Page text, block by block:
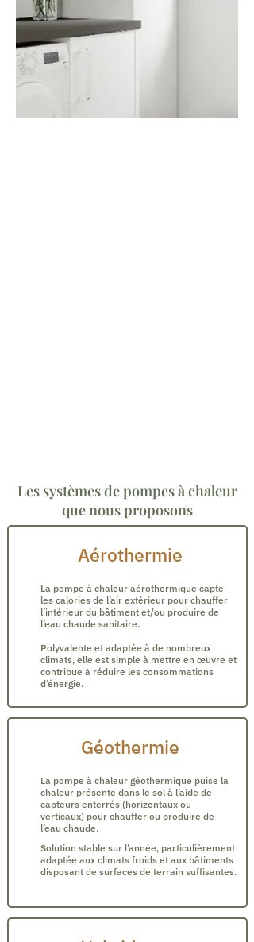
Les systèmes de pompes à chaleur
que nous proposons
Aérothermie
La pompe à chaleur aérothermique capte
les calories de l’air extérieur pour chauffer
l’intérieur du bâtiment et/ou produire de
l’eau chaude sanitaire.
Polyvalente et adaptée à de nombreux
climats, elle est simple à mettre en œuvre et
contribue à réduire les consommations
d’énergie.
Géothermie
La pompe à chaleur géothermique puise la
chaleur présente dans le sol à l’aide de
capteurs enterrés (horizontaux ou
verticaux) pour chauffer ou produire de
l’eau chaude.
Solution stable sur l’année, particulièrement
adaptée aux climats froids et aux bâtiments
disposant de surfaces de terrain suffisantes.